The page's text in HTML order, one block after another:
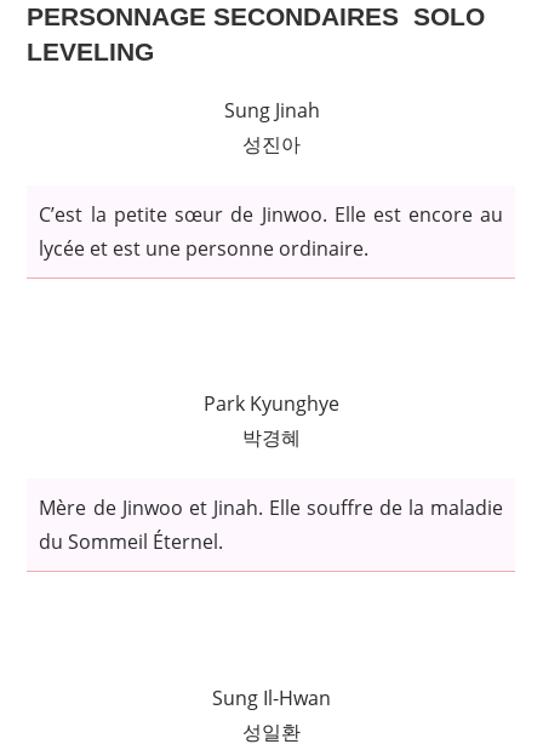
PERSONNAGE SECONDAIRES SOLO
LEVELING
Sung Jinah
성진아
C’est la petite sœur de Jinwoo. Elle est encore au
lycée et est une personne ordinaire.
Park Kyunghye
박경혜
Mère de Jinwoo et Jinah. Elle souffre de la maladie
du Sommeil Éternel.
Sung Il-Hwan
성일환